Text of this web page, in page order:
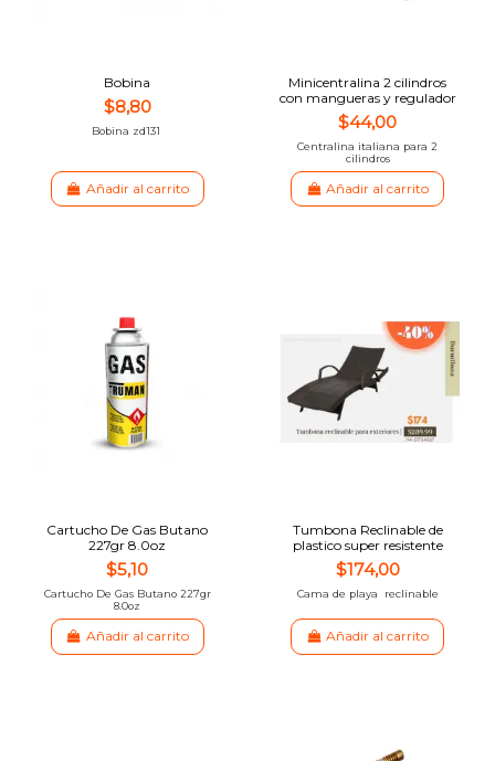
Bobina
$8,80
Bobina zd131
Añadir al carrito
Minicentralina 2 cilindros
con mangueras y regulador
$44,00
Centralina italiana para 2
cilindros
Añadir al carrito
Cartucho De Gas Butano
227gr 8.0oz
$5,10
Cartucho De Gas Butano 227gr
8.0oz
Añadir al carrito
Tumbona Reclinable de
plastico super resistente
$174,00
Cama de playa reclinable
Añadir al carrito